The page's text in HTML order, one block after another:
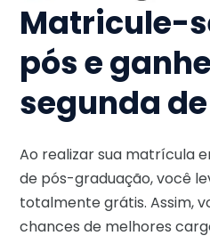
Matricule-
pós e
segunda
Ao realizar sua matrícula
de pós-graduação, você
totalmente grátis. Assim,
chances de melhores